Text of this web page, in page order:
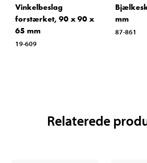
Vinkelbeslag
forstærket, 90 x 90 x
65 mm
19-609
mm
87-861
Relaterede